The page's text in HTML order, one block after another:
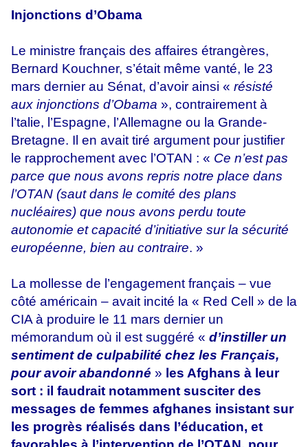
Injonctions d’Obama
Le ministre français des affaires étrangères,
Bernard Kouchner, s’était même vanté, le 23
mars dernier au Sénat, d’avoir ainsi « résisté
aux injonctions d’Obama », contrairement à
l’talie, l’Espagne, l’Allemagne ou la Grande-
Bretagne. Il en avait tiré argument pour justifier
le rapprochement avec l’OTAN : « Ce n’est pas
parce que nous avons repris notre place dans
l’OTAN (saut dans le comité des plans
nucléaires) que nous avons perdu toute
autonomie et capacité d’initiative sur la sécurité
européenne, bien au contraire. »
La mollesse de l’engagement français – vue
côté américain – avait incité la « Red Cell » de la
CIA à produire le 11 mars dernier un
mémorandum où il est suggéré « d’instiller un
sentiment de culpabilité chez les Français,
pour avoir abandonné » les Afghans à leur
sort : il faudrait notamment susciter des
messages de femmes afghanes insistant sur
les progrès réalisés dans l’éducation, et